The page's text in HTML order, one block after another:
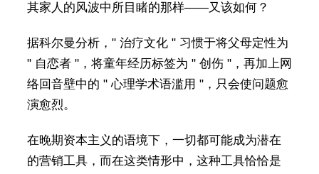
其家人的风波中所目睹的那样——又该如何？
据科尔曼分析，" 治疗文化 " 习惯于将父母定性为
" 自恋者 "，将童年经历标签为 " 创伤 "，再加上网
络回音壁中的 " 心理学术语滥用 "，只会使问题愈
演愈烈。
在晚期资本主义的语境下，一切都可能成为潜在
的营销工具，而在这类情形中，这种工具恰恰是